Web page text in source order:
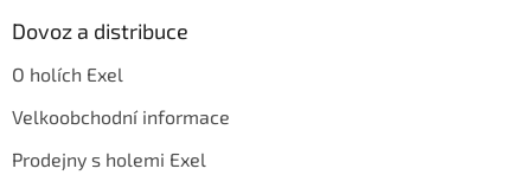
Dovoz a distribuce
O holích Exel
Velkoobchodní informace
Prodejny s holemi Exel